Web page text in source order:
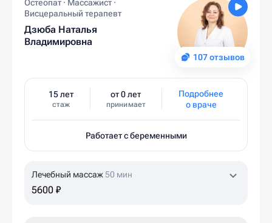
107 отзывов
Остеопат · Массажист ·
Висцеральный терапевт
Дзюба Наталья
Владимировна
15 лет
стаж
от 0 лет
принимает
Подробнее
о враче
Работает с беременными
Лечебный массаж 50 мин
5600 ₽